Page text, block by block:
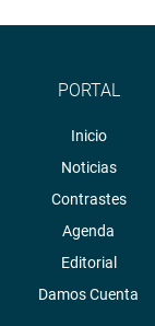
PORTAL
Inicio
Noticias
Contrastes
Agenda
Editorial
Damos Cuenta